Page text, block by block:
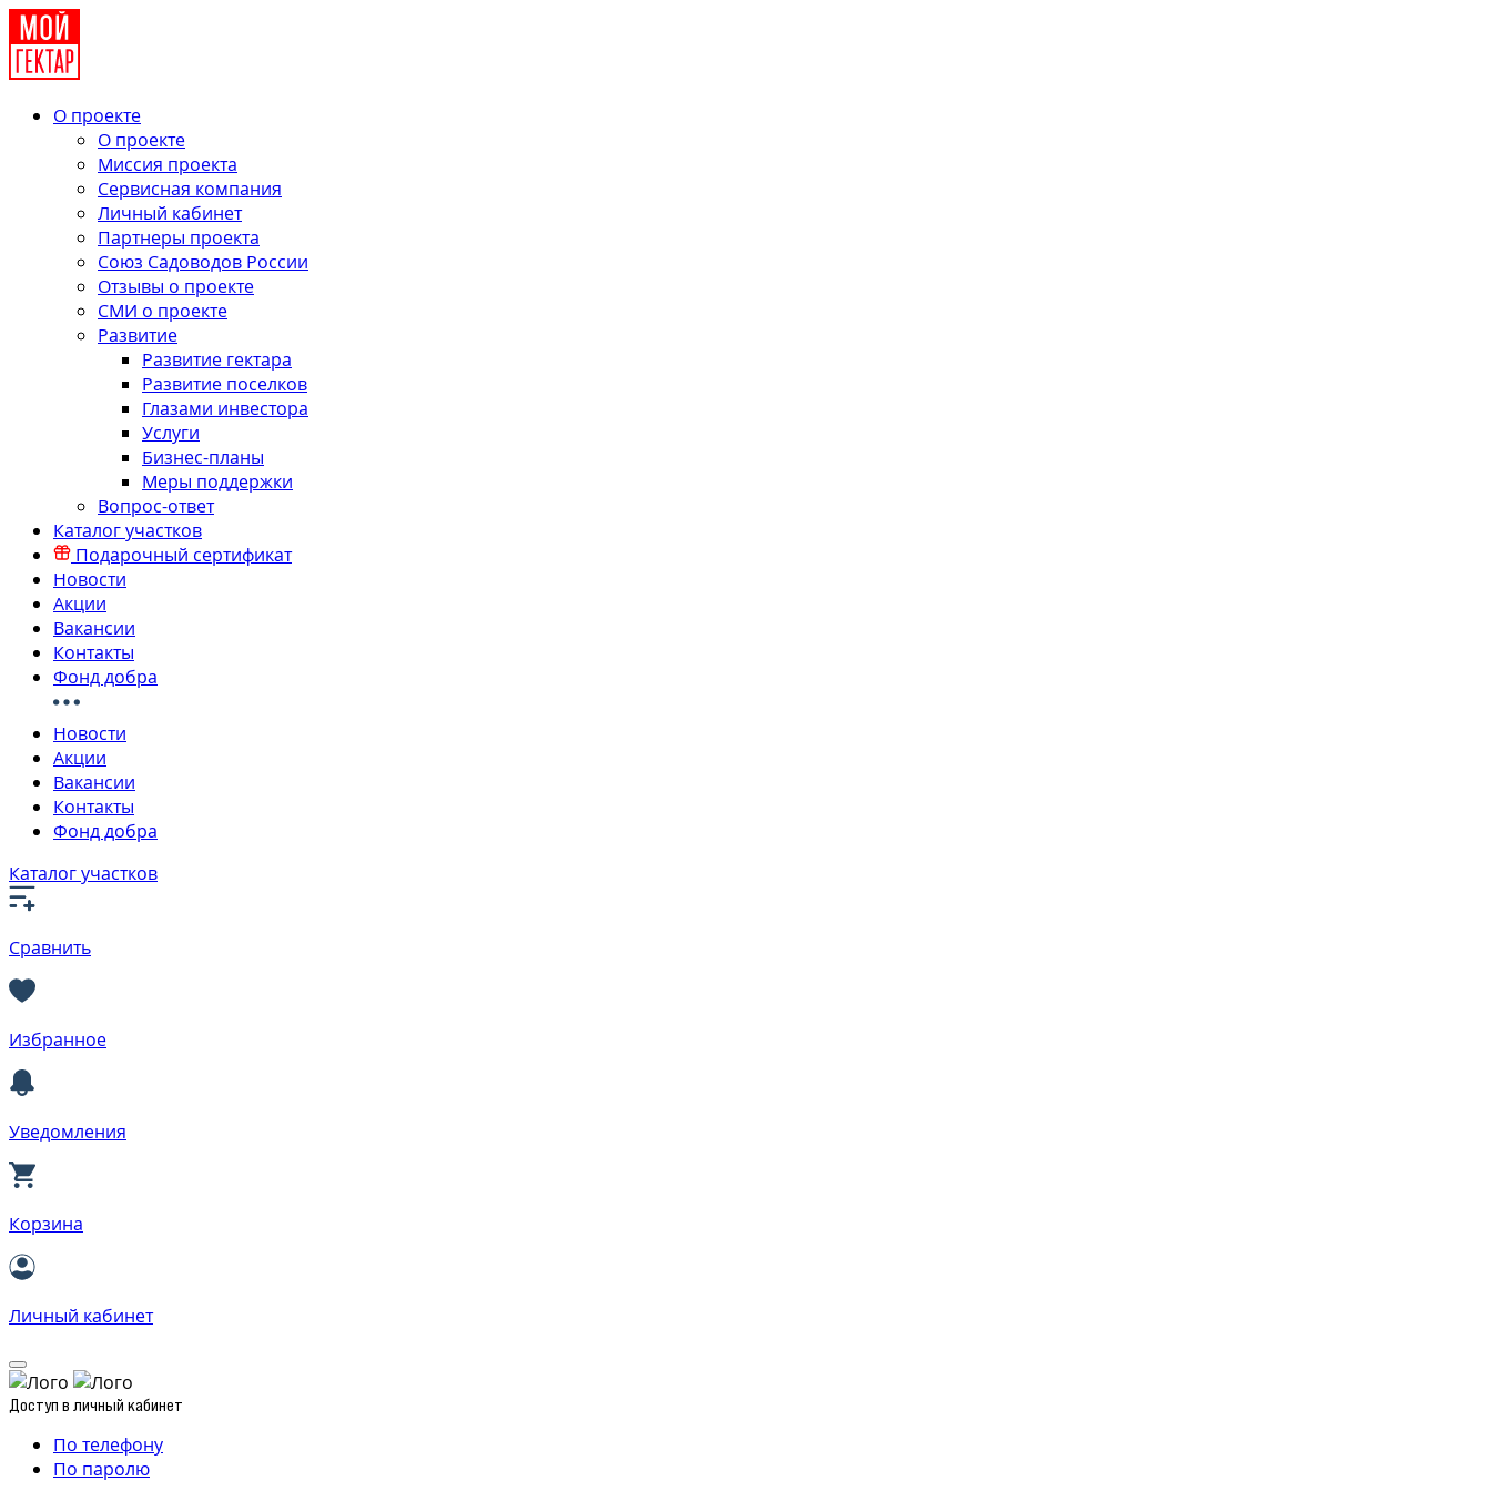
О проекте
О проекте
Миссия проекта
Сервисная компания
Личный кабинет
Партнеры проекта
Союз Садоводов России
Отзывы о проекте
СМИ о проекте
Развитие
Развитие гектара
Развитие поселков
Глазами инвестора
Услуги
Бизнес-планы
Меры поддержки
Вопрос-ответ
Каталог участков
Подарочный сертификат
Новости
Акции
Вакансии
Контакты
Фонд добра
Новости
Акции
Вакансии
Контакты
Фонд добра
Каталог участков
Сравнить
Избранное
Уведомления
Корзина
Личный кабинет
Доступ в личный кабинет
По телефону
По паролю